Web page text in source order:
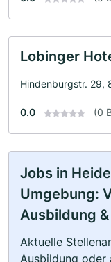
Lobinger
Hindenburgstr. 29,
0.0 (0
Jobs in
Umgebung:
Ausbildung
Aktuelle
Ausbildung oder